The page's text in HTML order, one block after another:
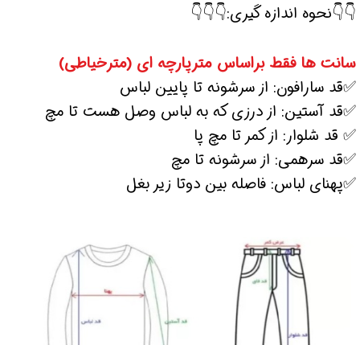
👇👇نحوه اندازه گیری:👇👇👇
سانت ها فقط براساس مترپارچه ای (مترخیاطی)
✅قد سارافون: از سرشونه تا پایین لباس
✅قد آستین: از درزی که به لباس وصل هست تا مچ
✅ قد شلوار: از کمر تا مچ پا
✅قد سرهمی: از سرشونه تا مچ
✅پهنای لباس: فاصله بین دوتا زیر بغل